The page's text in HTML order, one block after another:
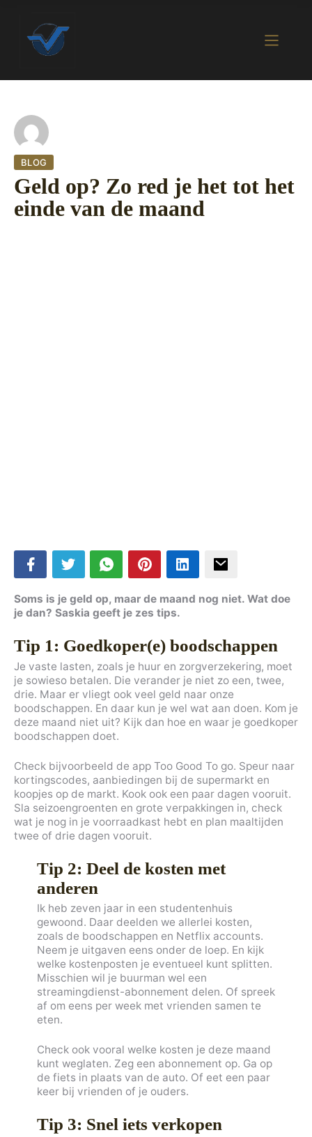
BLOG
Geld op? Zo red je het tot het
einde van de maand
Soms is je geld op, maar de maand nog niet. Wat doe
je dan? Saskia geeft je zes tips.
Tip 1: Goedkoper(e) boodschappen
Je vaste lasten, zoals je huur en zorgverzekering, moet
je sowieso betalen. Die verander je niet zo een, twee,
drie. Maar er vliegt ook veel geld naar onze
boodschappen. En daar kun je wel wat aan doen. Kom je
deze maand niet uit? Kijk dan hoe en waar je goedkoper
boodschappen doet.
Check bijvoorbeeld de app Too Good To go. Speur naar
kortingscodes, aanbiedingen bij de supermarkt en
koopjes op de markt. Kook ook een paar dagen vooruit.
Sla seizoengroenten en grote verpakkingen in, check
wat je nog in je voorraadkast hebt en plan maaltijden
twee of drie dagen vooruit.
Tip 2: Deel de kosten met
anderen
Ik heb zeven jaar in een studentenhuis
gewoond. Daar deelden we allerlei kosten,
zoals de boodschappen en Netflix accounts.
Neem je uitgaven eens onder de loep. En kijk
welke kostenposten je eventueel kunt splitten.
Misschien wil je buurman wel een
streamingdienst-abonnement delen. Of spreek
af om eens per week met vrienden samen te
eten.
Check ook vooral welke kosten je deze maand
kunt weglaten. Zeg een abonnement op. Ga op
de fiets in plaats van de auto. Of eet een paar
keer bij vrienden of je ouders.
Tip 3: Snel iets verkopen